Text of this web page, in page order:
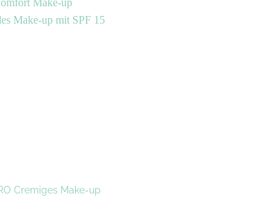
Cremiges Make-up